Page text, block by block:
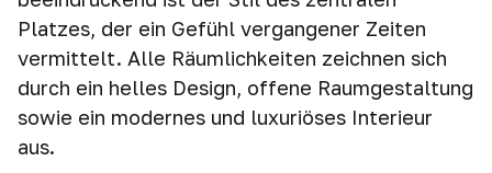
Platzes, der ein Gefühl vergangener Zeiten
vermittelt. Alle Räumlichkeiten zeichnen sich
durch ein helles Design, offene Raumgestaltung
sowie ein modernes und luxuriöses Interieur
aus.